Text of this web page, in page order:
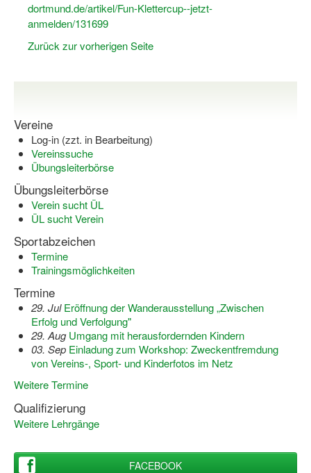
Gymnastik und Entspannung für Frauen
Koronarsport
Reha-Sportangebote in NRW suchen
Sportjugend
Wir über uns "Leitbild"
Vorstand Sportjugend
Vereinsentwicklung – Zeig dein Profil
Ferienfreizeiten
Sporthelferforum
Kinder- und Jugendqualifizierung
Kinderschutz im Sport
dortmund.de/artikel/Fun-Klettercup--jetzt-
anmelden/131699
Zurück zur vorherigen Seite
Vereine
Log-in (zzt. in Bearbeitung)
Vereinssuche
Übungsleiterbörse
Übungsleiterbörse
Verein sucht ÜL
ÜL sucht Verein
Sportabzeichen
Termine
Trainingsmöglichkeiten
Termine
29. Jul Eröffnung der Wanderausstellung „Zwischen
Erfolg und Verfolgung"
29. Aug Umgang mit herausfordernden Kindern
03. Sep Einladung zum Workshop: Zweckentfremdung
von Vereins-, Sport- und Kinderfotos im Netz
Weitere Termine
Qualifizierung
Weitere Lehrgänge
FACEBOOK